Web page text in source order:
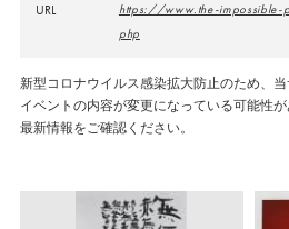
URL
https://www.the-impossible-
php
新型コロナウイルス感染拡大防止のため、
イベントの内容が変更になっている可能性
最新情報をご確認ください。